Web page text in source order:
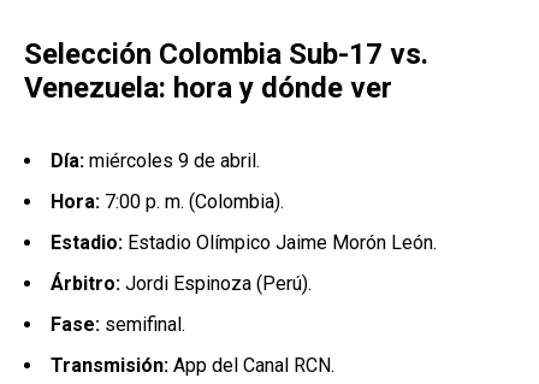
Selección Colombia Sub-17 vs.
Venezuela: hora y dónde ver
Día: miércoles 9 de abril.
Hora: 7:00 p. m. (Colombia).
Estadio: Estadio Olímpico Jaime Morón León.
Árbitro: Jordi Espinoza (Perú).
Fase: semifinal.
Transmisión: App del Canal RCN.